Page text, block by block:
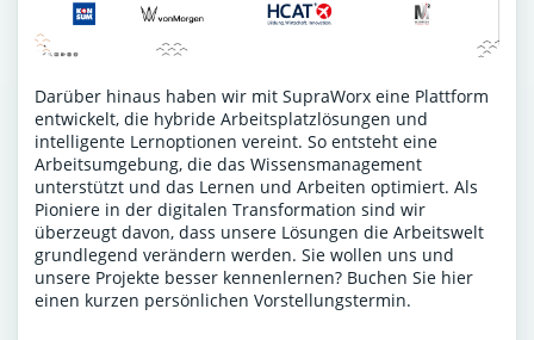
Darüber hinaus haben wir mit SupraWorx eine Plattform
entwickelt, die hybride Arbeitsplatzlösungen und
intelligente Lernoptionen vereint. So entsteht eine
Arbeitsumgebung, die das Wissensmanagement
unterstützt und das Lernen und Arbeiten optimiert. Als
Pioniere in der digitalen Transformation sind wir
überzeugt davon, dass unsere Lösungen die Arbeitswelt
grundlegend verändern werden. Sie wollen uns und
unsere Projekte besser kennenlernen? Buchen Sie hier
einen kurzen persönlichen Vorstellungstermin.